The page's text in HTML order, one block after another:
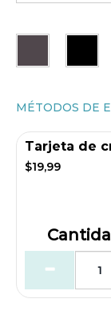
MÉTODOS DE
Tarjeta de
$19,99